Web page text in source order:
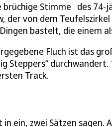
Stimme des 74-
der von dem
bastelt, die einem
Fluch ist das
Steppers“
Track.
ein, zwei Sätzen